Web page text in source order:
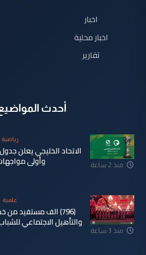
اخبار
اخبار محلية
تقارير
أحدث
منذ 2 ساعة
رياضية
وأولى
منذ 3 ساعة
علمية
(796) الف مستفيد
والتأهيل الاجتماعي للشباب